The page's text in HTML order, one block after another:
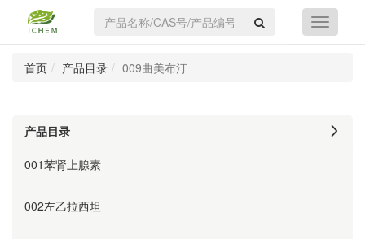
首页 产品目录 009曲美布汀
产品目录
001苯肾上腺素
002左乙拉西坦